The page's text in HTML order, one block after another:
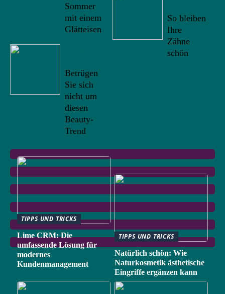
Sommer
mit einem
Glätteisen
Betrügen
Sie sich
nicht um
diesen
Beauty-
Trend
So bleiben
Ihre
Zähne
schön
TIPPS UND TRICKS
Lime CRM: Die
umfassende Lösung für
modernes
Kundenmanagement
TIPPS UND TRICKS
Natürlich schön: Wie
Naturkosmetik ästhetische
Eingriffe ergänzen kann